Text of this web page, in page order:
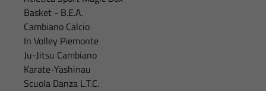
Basket - B.E.A.
Cambiano Calcio
In Volley Piemonte
Ju-Jitsu Cambiano
Karate-Yashinau
Scuola Danza L.T.C.